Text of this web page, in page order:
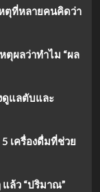
หตุที่หลายคนคิดว่า
ตุผลว่าทำไม “ผล
ดูแลตับและ
เครื่องดื่มที่ช่วย
ล้ว “ปริมาณ”